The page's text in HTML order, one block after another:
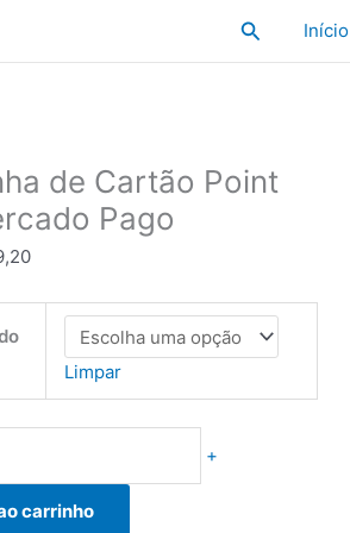
Pesquisar
Início
de Cartão Point
Pago
O
atual
R$89,20.
Limpar
+
carrinho